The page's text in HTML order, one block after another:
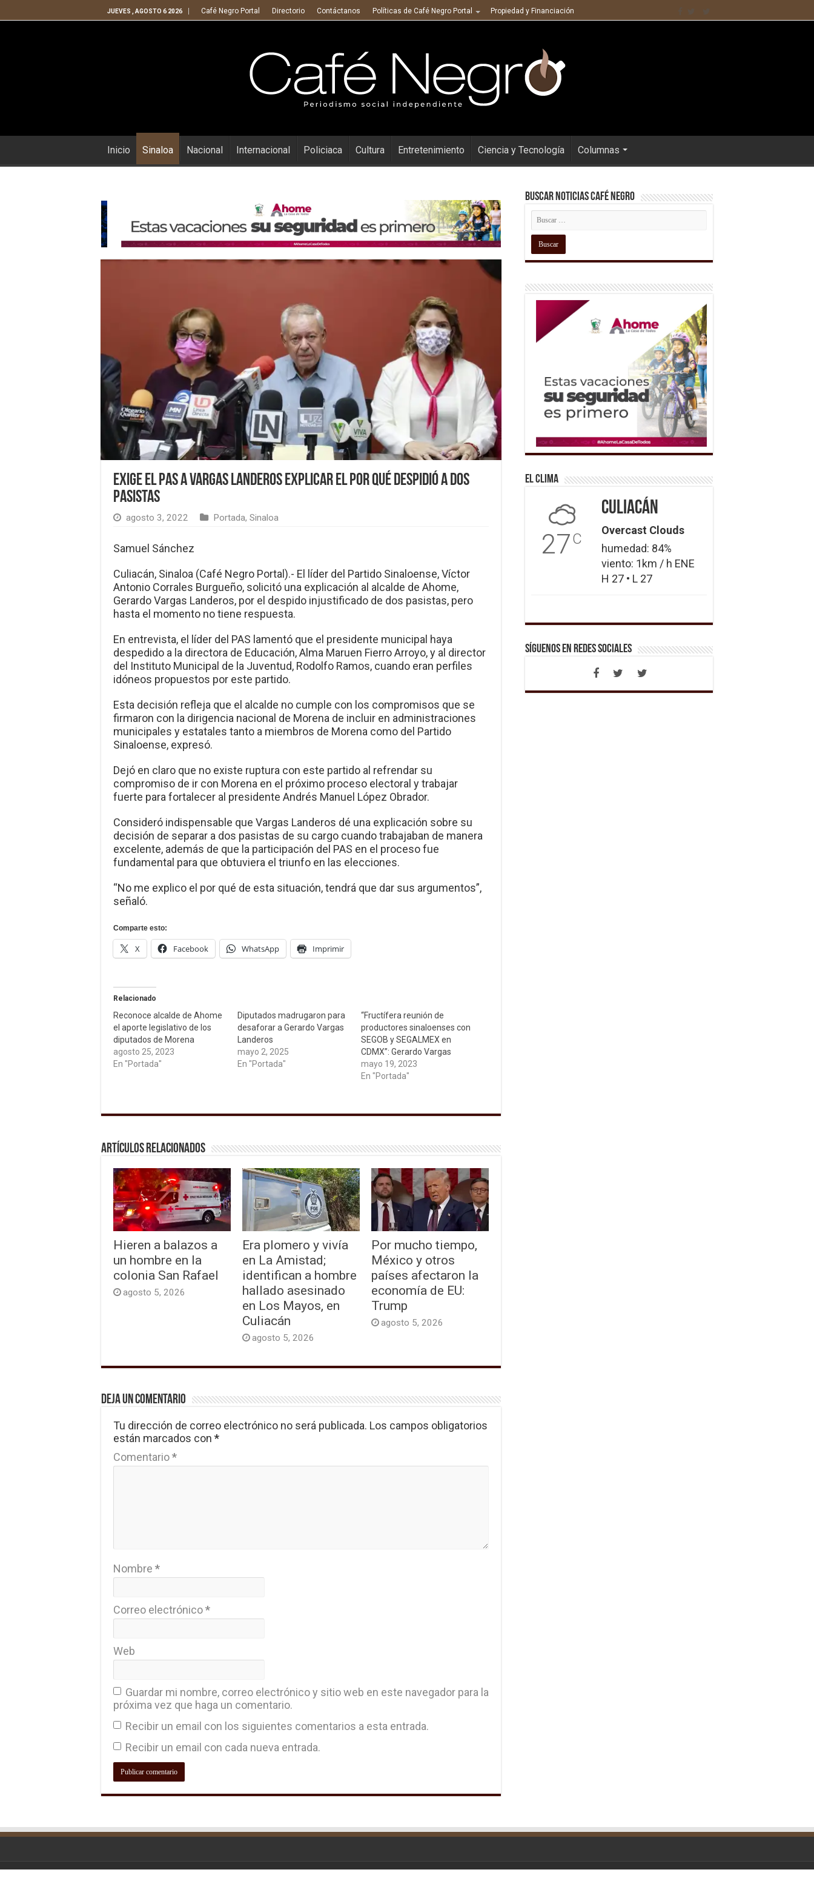
JUEVES , AGOSTO 6 2026 Café Negro Portal Directorio Contáctanos Políticas de Café Negro Portal Propiedad y Financiación
Inicio Sinaloa Nacional Internacional Policiaca Cultura Entretenimiento Ciencia y Tecnología Columnas
Exige el PAS a Vargas Landeros explicar el por qué despidió a dos
pasistas
agosto 3, 2022 Portada, Sinaloa
Samuel Sánchez
Culiacán, Sinaloa (Café Negro Portal).- El líder del Partido Sinaloense, Víctor
Antonio Corrales Burgueño, solicitó una explicación al alcalde de Ahome,
Gerardo Vargas Landeros, por el despido injustificado de dos pasistas, pero
hasta el momento no tiene respuesta.
En entrevista, el líder del PAS lamentó que el presidente municipal haya
despedido a la directora de Educación, Alma Maruen Fierro Arroyo, y al director
del Instituto Municipal de la Juventud, Rodolfo Ramos, cuando eran perfiles
idóneos propuestos por este partido.
Esta decisión refleja que el alcalde no cumple con los compromisos que se
firmaron con la dirigencia nacional de Morena de incluir en administraciones
municipales y estatales tanto a miembros de Morena como del Partido
Sinaloense, expresó.
Dejó en claro que no existe ruptura con este partido al refrendar su
compromiso de ir con Morena en el próximo proceso electoral y trabajar
fuerte para fortalecer al presidente Andrés Manuel López Obrador.
Consideró indispensable que Vargas Landeros dé una explicación sobre su
decisión de separar a dos pasistas de su cargo cuando trabajaban de manera
excelente, además de que la participación del PAS en el proceso fue
fundamental para que obtuviera el triunfo en las elecciones.
“No me explico el por qué de esta situación, tendrá que dar sus argumentos”,
señaló.
Comparte esto:
X Facebook WhatsApp Imprimir
Relacionado
Reconoce alcalde de Ahome
el aporte legislativo de los
diputados de Morena
agosto 25, 2023
En "Portada"
Diputados madrugaron para
desaforar a Gerardo Vargas
Landeros
mayo 2, 2025
En "Portada"
“Fructífera reunión de
productores sinaloenses con
SEGOB y SEGALMEX en
CDMX”: Gerardo Vargas
mayo 19, 2023
En "Portada"
Artículos relacionados
Hieren a balazos a
un hombre en la
colonia San Rafael
agosto 5, 2026
Era plomero y vivía
en La Amistad;
identifican a hombre
hallado asesinado
en Los Mayos, en
Culiacán
agosto 5, 2026
Por mucho tiempo,
México y otros
países afectaron la
economía de EU:
Trump
agosto 5, 2026
Deja un comentario
Tu dirección de correo electrónico no será publicada. Los campos obligatorios
están marcados con *
Comentario*
Nombre *
Correo electrónico*
Web
Guardar mi nombre, correo electrónico y sitio web en este navegador para la
próxima vez que haga un comentario.
Recibir un email con los siguientes comentarios a esta entrada.
Recibir un email con cada nueva entrada.
Buscar Noticias Café Negro
El Clima
27C
Culiacán
Overcast Clouds
humedad: 84%
viento: 1km / h ENE
H 27 • L 27
Síguenos en Redes Sociales